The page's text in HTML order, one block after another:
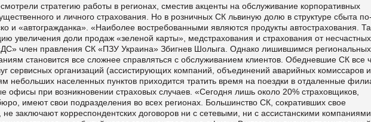
стратегию работы в регионах, сместив акценты на обслуживание корпоративных
и личного страхования. Но в розничных СК львиную долю в структуре сбыта по-
и «автогражданка». «Наиболее востребованными являются продукты автострахования.
увеличения доли продаж «зеленой карты», медстрахования и страхования от несчастных
член правления СК «ПЗУ Украина» Збигнев Шолыга. Однако лишившимся региональных
становится все сложнее справляться с обслуживанием клиентов. Обедневшие СК все
сервисных организаций (ассистирующих компаний, объединений аварийных комиссаров и
небольших населенных пунктов приходится тратить время на поездки в отдаленные
офисы при возникновении страховых случаев. «Сегодня лишь около 20% страховщиков,
имеют свои подразделения во всех регионах. Большинство СК, сокративших свое
не заключают корреспондентских договоров ни с сетевыми, ни с ассистанскими